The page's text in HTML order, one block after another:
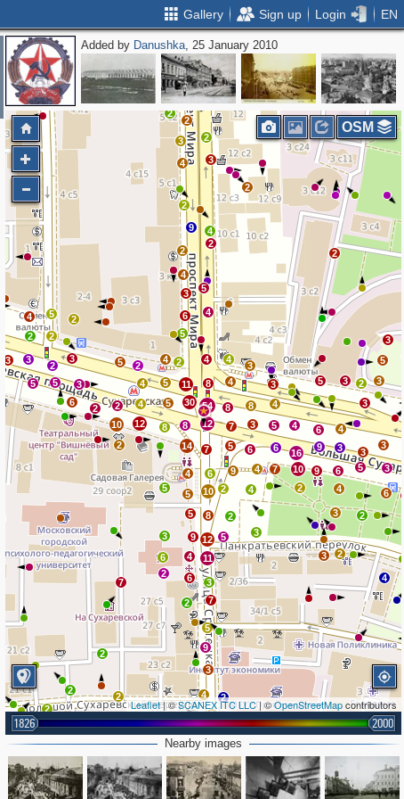
Gallery Sign up Login EN
Added by Danushka, 25 January 2010
3
3
3
5
5
3 2 3
4
6
9
16
4
5
4
3
3
8
4
8
3
7
12
5
7
6
4
7
6
10
2
4
6
9
3
3
5
6
3
2
3
4
11
3 3
8
2
4
2
2
2
2
7
3
2
6
6
4
2
5
9
3
7
3
11 3 2
3
4
9
2
10
8
2
5
12
9
5
5
5
4 6
14
8 8
12
2
2
10
4
2
3
6
5
5
3
2
3
2
3
5
4
2
2 6
5
4
2
4
5 11
2
5 30 54
8
4 4
5
4
5
9
4
2
4
3
2
2
4 3
2
2
2
5
4
2
2
3
Leaflet| ©SCANEX ITC LLC| ©OpenStreetMapcontributors
1826 2000
OSM
Nearby images